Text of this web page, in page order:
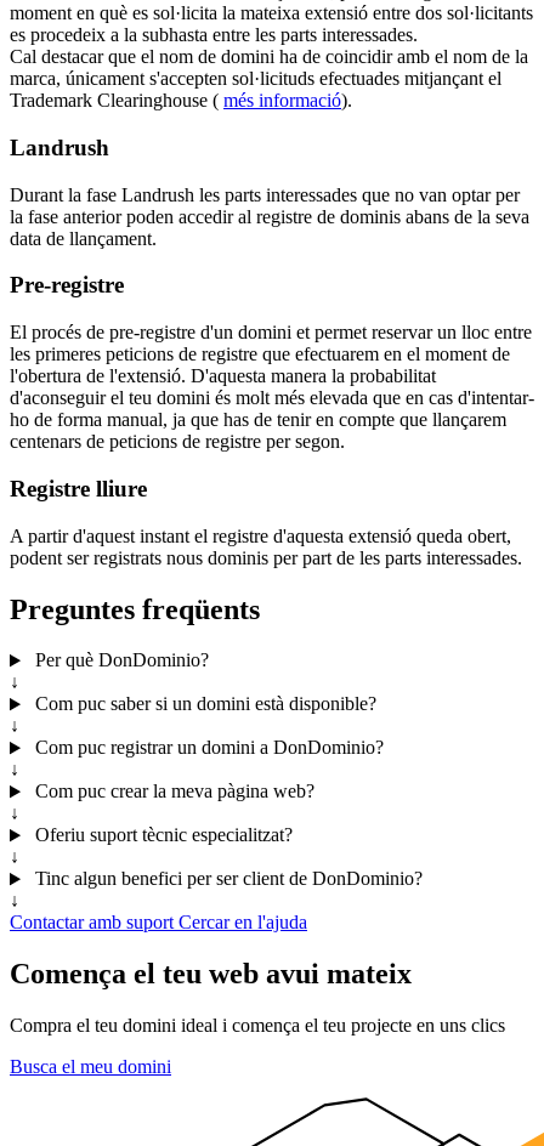
moment en què es sol·licita la mateixa extensió entre dos sol·licitants
es procedeix a la subhasta entre les parts interessades.
Cal destacar que el nom de domini ha de coincidir amb el nom de la
marca, únicament s'accepten sol·licituds efectuades mitjançant el
Trademark Clearinghouse ( més informació).
Landrush
Durant la fase Landrush les parts interessades que no van optar per
la fase anterior poden accedir al registre de dominis abans de la seva
data de llançament.
Pre-registre
El procés de pre-registre d'un domini et permet reservar un lloc entre
les primeres peticions de registre que efectuarem en el moment de
l'obertura de l'extensió. D'aquesta manera la probabilitat
d'aconseguir el teu domini és molt més elevada que en cas d'intentar-
ho de forma manual, ja que has de tenir en compte que llançarem
centenars de peticions de registre per segon.
Registre lliure
A partir d'aquest instant el registre d'aquesta extensió queda obert,
podent ser registrats nous dominis per part de les parts interessades.
Preguntes freqüents
Per què DonDominio?
↓
Com puc saber si un domini està disponible?
↓
Com puc registrar un domini a DonDominio?
↓
Com puc crear la meva pàgina web?
↓
Oferiu suport tècnic especialitzat?
↓
Tinc algun benefici per ser client de DonDominio?
↓
Contactar amb suportCercar en l'ajuda
Comença el teu web avui mateix
Compra el teu domini ideal i comença el teu projecte en uns clics
Busca el meu domini